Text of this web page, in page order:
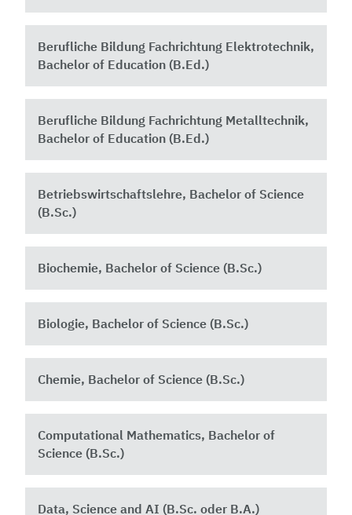
Berufliche Bildung Fachrichtung Elektrotechnik,
Bachelor of Education (B.Ed.)
Berufliche Bildung Fachrichtung Metalltechnik,
Bachelor of Education (B.Ed.)
Betriebswirtschaftslehre, Bachelor of Science
(B.Sc.)
Biochemie, Bachelor of Science (B.Sc.)
Biologie, Bachelor of Science (B.Sc.)
Chemie, Bachelor of Science (B.Sc.)
Computational Mathematics, Bachelor of
Science (B.Sc.)
Data, Science and AI (B.Sc. oder B.A.)